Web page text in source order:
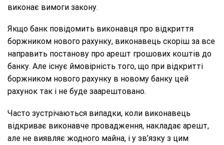
виконає вимоги закону.
Якщо банк повідомить виконавця про відкриття
боржником нового рахунку, виконавець скоріш за все
направить постанову про арешт грошових коштів до
банку. Але існує ймовірність того, що при відкритті
боржником нового рахунку в новому банку цей
рахунок так і не буде заарештовано.
Часто зустрічаються випадки, коли виконавець
відкриває виконавче провадження, накладає арешт,
але не виявляє жодного майна, і у зв’язку з цим